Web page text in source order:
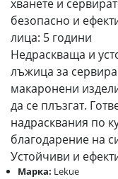
хванете и
безопасно и
лица: 5 години
Недраскваща и
лъжица за
макаронени
да се плъзгат.
надрасквания по
благодарение на
Устойчиви и
Марка: Lekue